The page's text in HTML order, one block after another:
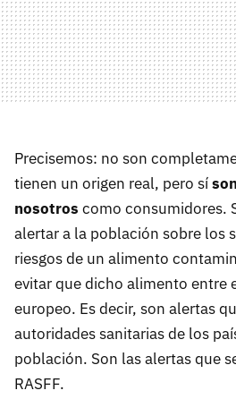
Precisemos: no son
tienen un origen real, pero sí
nosotros como consumidores.
alertar a la población sobre los
riesgos de un alimento
evitar que dicho alimento entre
europeo. Es decir, son alertas
autoridades sanitarias de los
población. Son las alertas que
RASFF.